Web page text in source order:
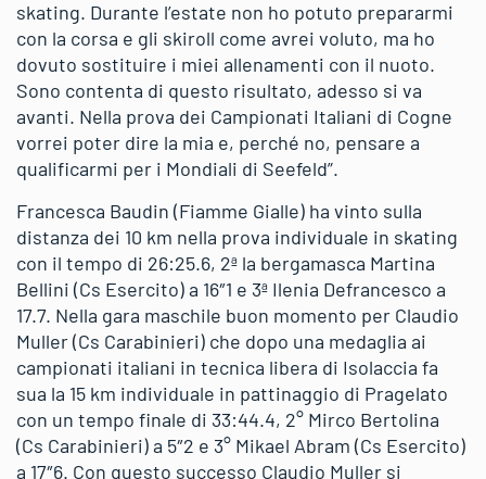
skating. Durante l’estate non ho potuto prepararmi
con la corsa e gli skiroll come avrei voluto, ma ho
dovuto sostituire i miei allenamenti con il nuoto.
Sono contenta di questo risultato, adesso si va
avanti. Nella prova dei Campionati Italiani di Cogne
vorrei poter dire la mia e, perché no, pensare a
qualificarmi per i Mondiali di Seefeld”.
Francesca Baudin (Fiamme Gialle) ha vinto sulla
distanza dei 10 km nella prova individuale in skating
con il tempo di 26:25.6, 2ª la bergamasca Martina
Bellini (Cs Esercito) a 16″1 e 3ª Ilenia Defrancesco a
17.7. Nella gara maschile buon momento per Claudio
Muller (Cs Carabinieri) che dopo una medaglia ai
campionati italiani in tecnica libera di Isolaccia fa
sua la 15 km individuale in pattinaggio di Pragelato
con un tempo finale di 33:44.4, 2° Mirco Bertolina
(Cs Carabinieri) a 5″2 e 3° Mikael Abram (Cs Esercito)
a 17″6. Con questo successo Claudio Muller si